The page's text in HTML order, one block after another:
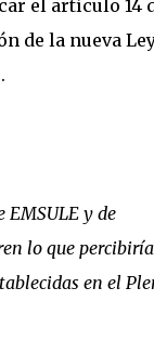
el artículo 14
de la nueva
y de
lo que
en el